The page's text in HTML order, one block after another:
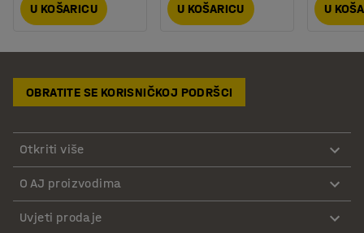
U KOŠARICU U KOŠARICU U
OBRATITE SE KORISNIČKOJ PODRŠCI
Otkriti više
O AJ proizvodima
Uvjeti prodaje